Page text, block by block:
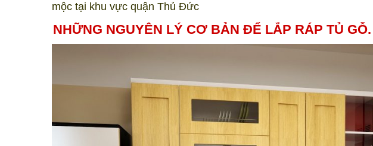
mộc tại khu vực quận Thủ Đức
NHỮNG NGUYÊN LÝ CƠ BẢN ĐỂ LẮP RÁP TỦ GỖ.